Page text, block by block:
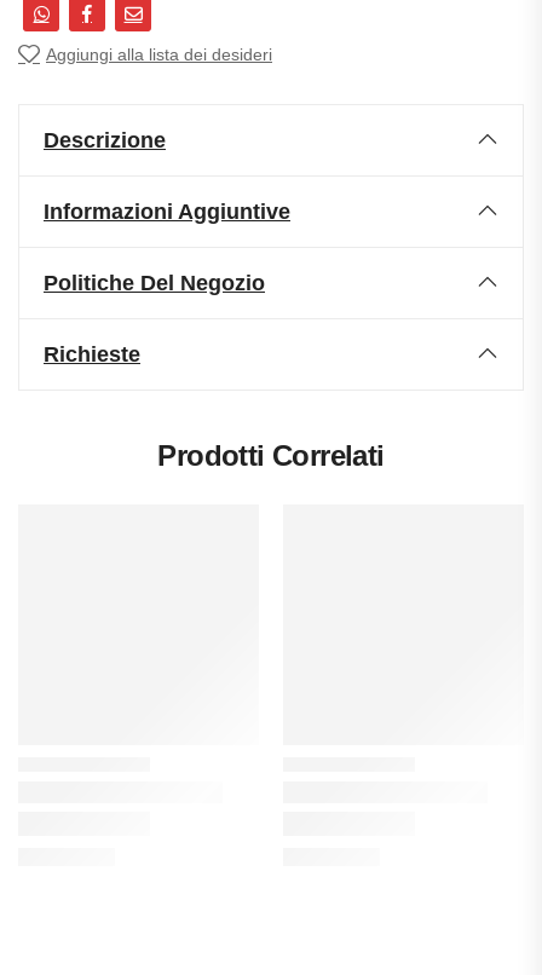
Aggiungi alla lista dei desideri
Descrizione
Informazioni Aggiuntive
Politiche Del Negozio
Richieste
Prodotti Correlati